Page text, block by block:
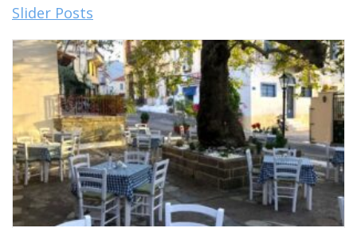
Slider Posts